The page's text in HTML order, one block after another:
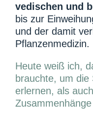
vedischen und
bis zur
und der damit
Pflanzenmedizin.
Heute weiß ich,
brauchte, um die
erlernen, als